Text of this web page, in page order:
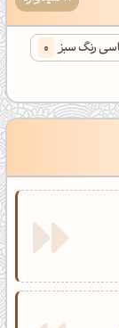
رنگ سبز 0